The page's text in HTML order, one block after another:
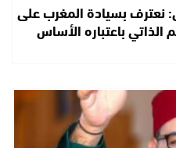
بسيادة المغرب على
الذاتي باعتباره الأساس